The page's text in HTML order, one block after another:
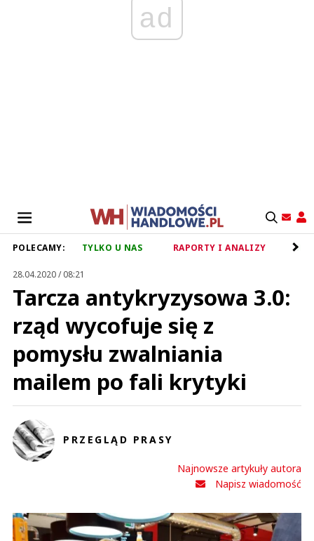
ad
POLECAMY: TYLKO U NAS RAPORTY I ANALIZY
28.04.2020 / 08:21
Tarcza antykryzysowa 3.0:
rząd wycofuje się z
pomysłu zwalniania
mailem po fali krytyki
PRZEGLĄD PRASY
Najnowsze artykuły autora
Napisz wiadomość